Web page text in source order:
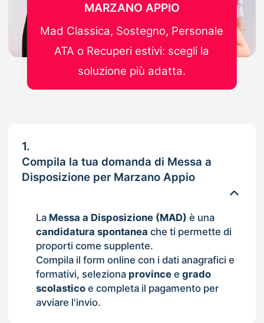
1.
Compila la tua domanda di Messa a
Disposizione per Marzano Appio
La Messa a Disposizione (MAD) è una
candidatura spontanea che ti permette di
proporti come supplente.
Compila il form online con i dati anagrafici e
formativi, seleziona provincee grado
scolasticoe completa il pagamento per
avviare l'invio.
MARZANO APPIO
Mad Classica, Sostegno, Personale
ATA o Recuperi estivi: scegli la
soluzione più adatta.